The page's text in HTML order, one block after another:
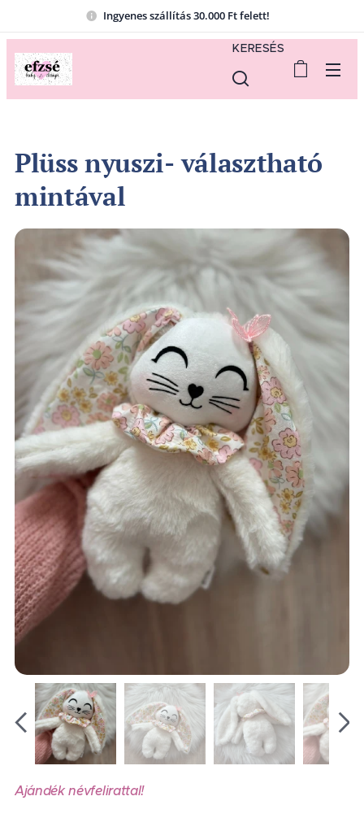
Ingyenes szállítás 30.000 Ft felett!
KERESÉS
Plüss nyuszi- választható
mintával
Ajándék névfelirattal!